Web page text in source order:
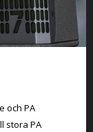
och PA
stora PA